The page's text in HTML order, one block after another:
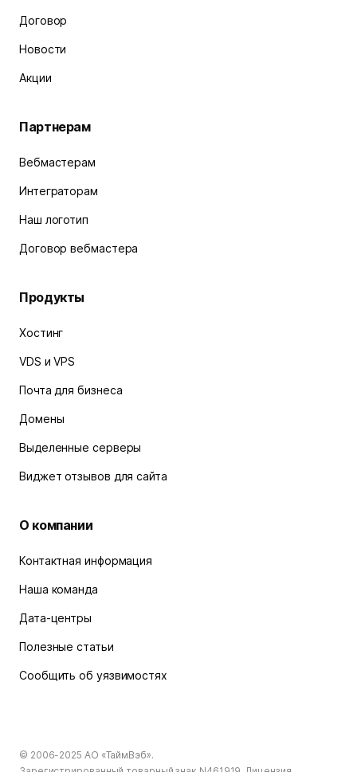
Договор
Новости
Акции
Партнерам
Вебмастерам
Интеграторам
Наш логотип
Договор вебмастера
Продукты
Хостинг
VDS и VPS
Почта для бизнеса
Домены
Выделенные серверы
Виджет отзывов для сайта
О компании
Контактная информация
Наша команда
Дата-центры
Полезные статьи
Сообщить об уязвимостях
© 2006-2025 АО «ТаймВэб».